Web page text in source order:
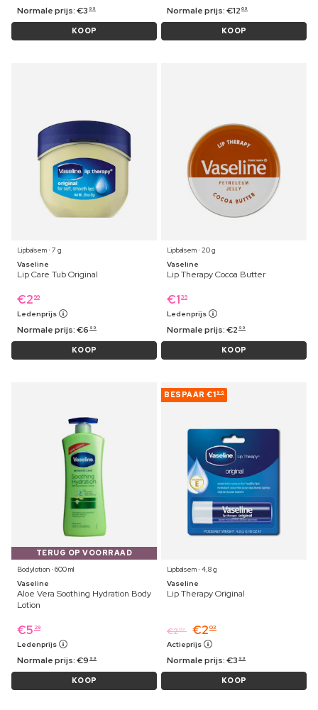
Normale prijs:€3 99
KOOP
Normale prijs:€12 09
KOOP
Lipbalsem ⋅ 7 g
Vaseline
Lip Care Tub Original
€2 99
Ledenprijs
Normale prijs:€6 99
KOOP
Lipbalsem ⋅ 20 g
Vaseline
Lip Therapy Cocoa Butter
€1 39
Ledenprijs
Normale prijs:€2 99
KOOP
TERUG OP VOORRAAD
Bodylotion ⋅ 600 ml
Vaseline
Aloe Vera Soothing Hydration Body
Lotion
€5 29
Ledenprijs
Normale prijs:€9 99
KOOP
BESPAAR €1 96
Lipbalsem ⋅ 4,8 g
Vaseline
Lip Therapy Original
€209 €2 03
Actieprijs
Normale prijs:€3 99
KOOP